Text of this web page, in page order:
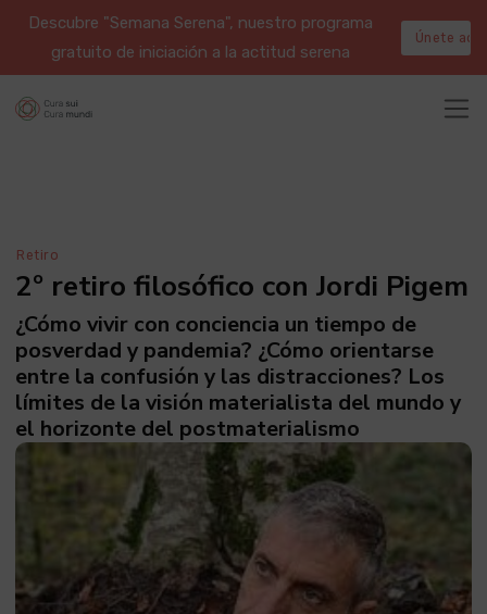
Descubre "Semana Serena", nuestro programa
gratuito de iniciación a la actitud serena
Únete aquí
Retiro
2º retiro filosófico con Jordi Pigem
¿Cómo vivir con conciencia un tiempo de
posverdad y pandemia? ¿Cómo orientarse
entre la confusión y las distracciones? Los
límites de la visión materialista del mundo y
el horizonte del postmaterialismo